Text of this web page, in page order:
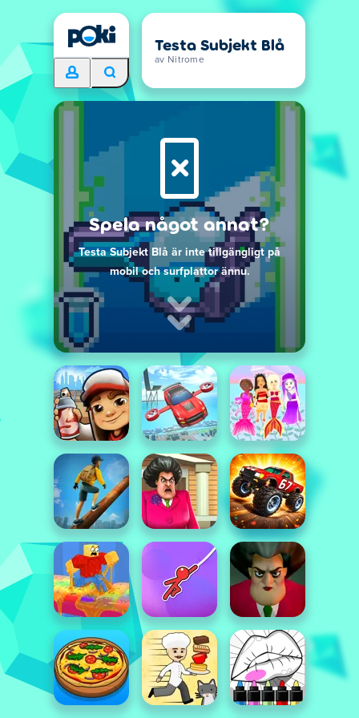
Testa Subjekt Blå
av Nitrome
Spela något annat?
Testa Subjekt Blå är inte tillgängligt på
mobil och surfplattor ännu.